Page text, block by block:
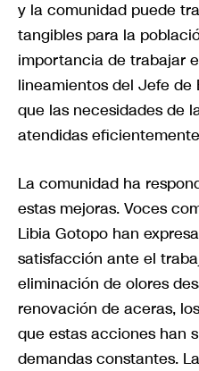
y la comunidad puede
tangibles para la
importancia de trabajar
lineamientos del Jefe de
que las necesidades de
atendidas
La comunidad ha
estas mejoras. Voces
Libia Gotopo han
satisfacción ante el
eliminación de olores
renovación de aceras,
que estas acciones han
demandas constantes.